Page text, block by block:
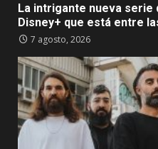
La intrigante nueva serie
Disney+ que está entre
7 agosto, 2026